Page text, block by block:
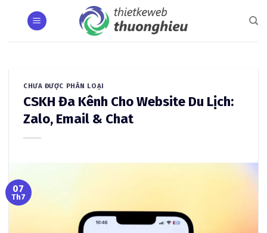
CHƯA ĐƯỢC PHÂN LOẠI
CSKH Đa Kênh Cho Website Du Lịch:
Zalo, Email & Chat
07
Th7